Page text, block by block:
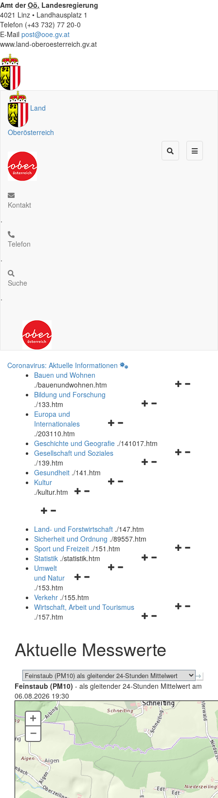
Amt derOö. Landesregierung
4021 Linz • Landhausplatz 1
Telefon (+43 732) 77 20-0
E-Mail post@ooe.gv.at
www.land-oberoesterreich.gv.at
Land
Oberösterreich
Kontakt
.
Telefon
.
Suche
.
Coronavirus: Aktuelle Informationen
Bauen und Wohnen
./bauenundwohnen.htm
Navigationsmenü
Bildung und Forschung
./133.htm
Navigationsmenü
und
schließen
Europa und
Internationales
./203110.htm
Geschichte und Geografie ./141017.htm
Navigationsmenü
Gesellschaft und Soziales
./139.htm
Navigationsmenü
Gesundheit ./141.htm
Navigationsmenü
Kultur
./kultur.htm
Navigationsmenü
und
schließen
Land- und Forstwirtschaft ./147.htm
Sicherheit und Ordnung ./89557.htm
Navigationsmenü
Sport und Freizeit ./151.htm
Navigationsmenü
Statistik ./statistik.htm
Navigationsmenü
und
schließen
Umwelt
und Natur
./153.htm
Verkehr ./155.htm
Navigationsmenü
schließen
Wirtschaft, Arbeit und Tourismus
./157.htm
Aktuelle Messwerte
Feinstaub (PM10) - als gleitender 24-Stunden Mittelwert am
06.08.2026 19:30
+
–